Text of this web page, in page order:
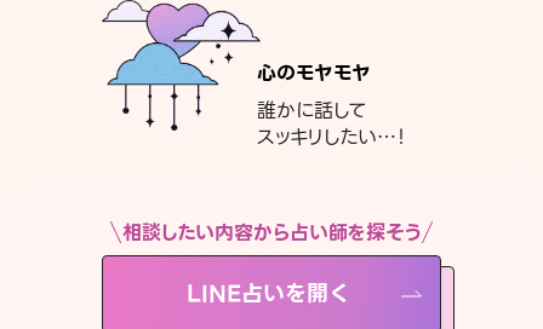
心のモヤモヤ
誰かに話して
スッキリしたい…！
相談したい内容から占い師を探そう
LINE占いを開く